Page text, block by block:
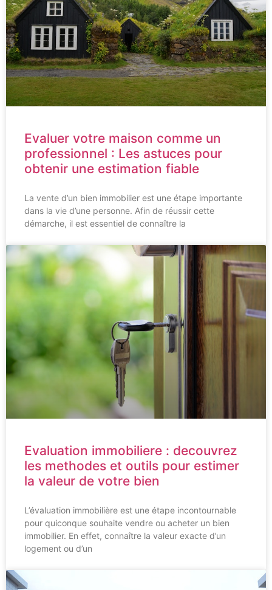
Evaluer votre maison comme un
professionnel : Les astuces pour
obtenir une estimation fiable
La vente d’un bien immobilier est une étape importante
dans la vie d’une personne. Afin de réussir cette
démarche, il est essentiel de connaître la
Evaluation immobiliere : decouvrez
les methodes et outils pour estimer
la valeur de votre bien
L’évaluation immobilière est une étape incontournable
pour quiconque souhaite vendre ou acheter un bien
immobilier. En effet, connaître la valeur exacte d’un
logement ou d’un